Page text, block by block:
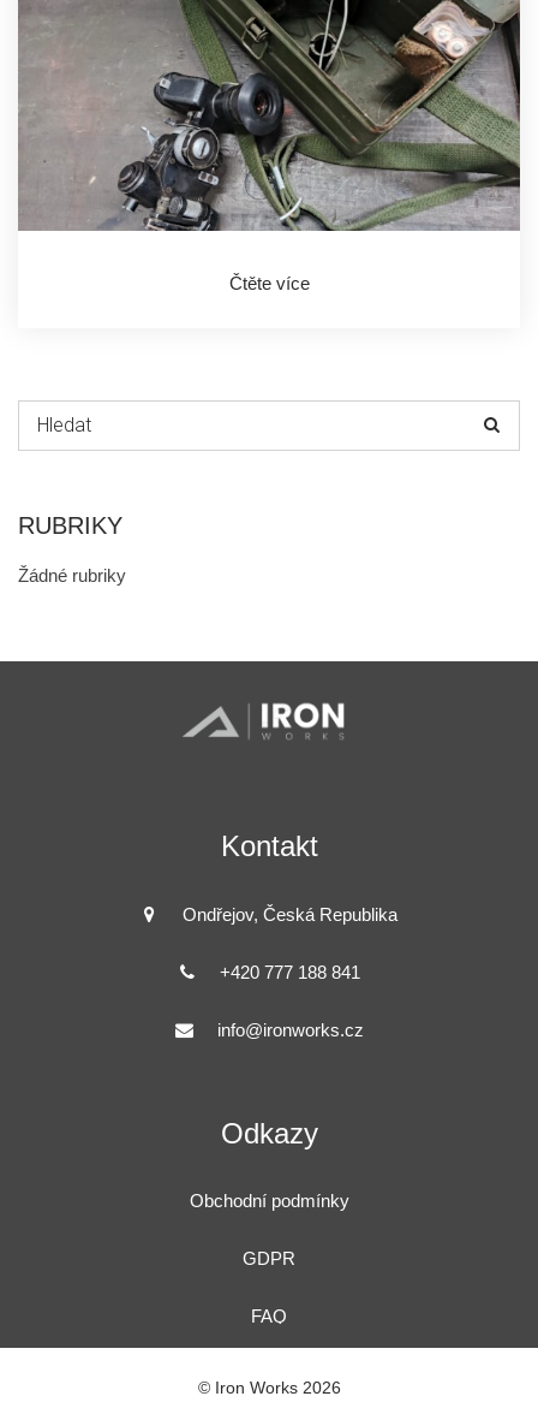
Čtěte více
Hledat:
RUBRIKY
Žádné rubriky
Kontakt
Ondřejov, Česká Republika
+420 777 188 841
info@ironworks.cz
Odkazy
Obchodní podmínky
GDPR
FAQ
© Iron Works2026